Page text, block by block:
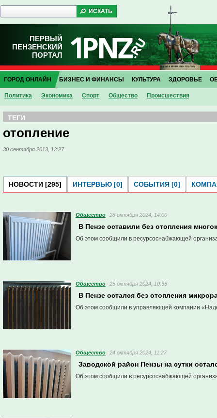
ПЕРВЫЙ
ПЕНЗЕНСКИЙ
ПОРТАЛ
ГОРОД ОНЛАЙН
Политика Экономика Спорт Общество Проиcшествия
БИЗНЕС И ФИНАНСЫ КУЛЬТУРА ЗДОРОВЬЕ
ТЕГИ
отопление
30 сентября 2013, 12:27
НОВОСТИ [295] ИНТЕРВЬЮ [0] СОБЫТИЯ [0]
Общество 28 октября 2024, 14:00
В Пензе оставили без отопления
Об этом сообщили в ресурсоснабжающей
Общество 25 октября 2024, 10:55
В Пензе остался без отопления
Об этом сообщили в управляющей компании
Общество 24 октября 2024, 11:27
Заводской район Пензы на сутки
Об этом сообщили в ресурсоснабжающей